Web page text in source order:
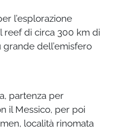
l’esplorazione
reef di circa 300 km di
dell’emisfero
partenza per
il Messico, per poi
località rinomata